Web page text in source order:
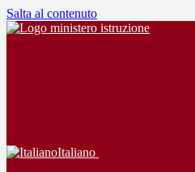
Salta al contenuto
Italiano